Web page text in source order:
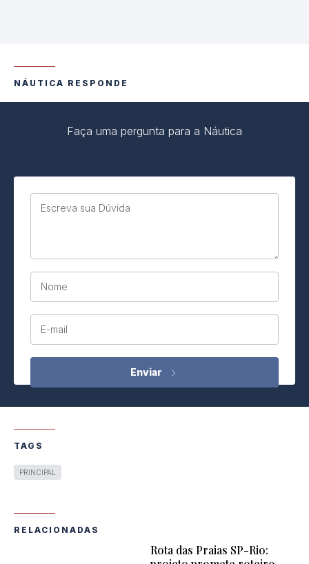
NÁUTICA RESPONDE
Faça uma pergunta para a Náutica
Escreva sua Dúvida
Nome
E-mail
TAGS
PRINCIPAL
RELACIONADAS
Rota das Praias SP-Rio: